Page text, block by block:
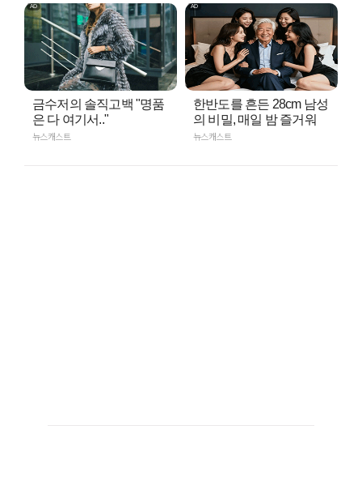
금수저의 솔직고백 "명품
은 다 여기서.."
뉴스캐스트
한반도를 흔든 28cm 남성
의 비밀, 매일 밤 즐거워
뉴스캐스트